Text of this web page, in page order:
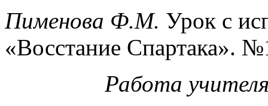
Пименова Ф.М. Урок с
«Восстание Спартака».
Работа